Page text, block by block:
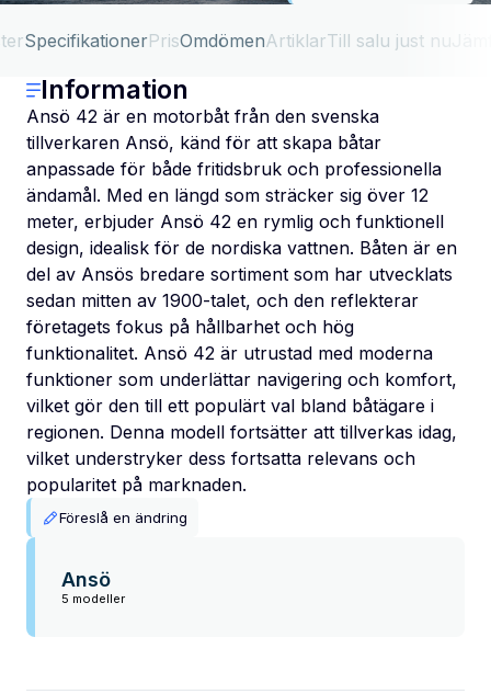
SpecifikationerPrisOmdömenArtiklarTill salu just nu
Information
Ansö 42 är en motorbåt från den svenska
tillverkaren Ansö, känd för att skapa båtar
anpassade för både fritidsbruk och professionella
ändamål. Med en längd som sträcker sig över 12
meter, erbjuder Ansö 42 en rymlig och funktionell
design, idealisk för de nordiska vattnen. Båten är en
del av Ansös bredare sortiment som har utvecklats
sedan mitten av 1900-talet, och den reflekterar
företagets fokus på hållbarhet och hög
funktionalitet. Ansö 42 är utrustad med moderna
funktioner som underlättar navigering och komfort,
vilket gör den till ett populärt val bland båtägare i
regionen. Denna modell fortsätter att tillverkas idag,
vilket understryker dess fortsatta relevans och
popularitet på marknaden.
Föreslå en ändring
Ansö
5 modeller